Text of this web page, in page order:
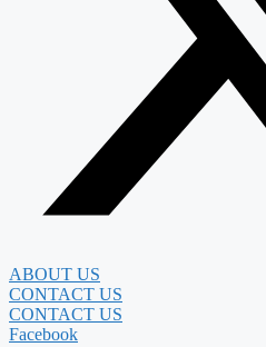
ABOUT US
CONTACT US
CONTACT US
Facebook